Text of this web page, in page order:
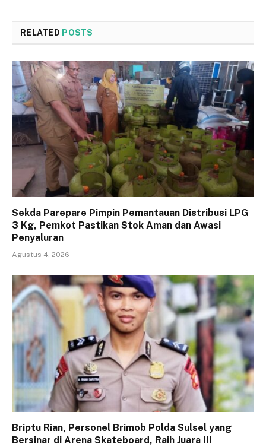
RELATED POSTS
Sekda Parepare Pimpin Pemantauan Distribusi LPG
3 Kg, Pemkot Pastikan Stok Aman dan Awasi
Penyaluran
Agustus 4, 2026
Briptu Rian, Personel Brimob Polda Sulsel yang
Bersinar di Arena Skateboard, Raih Juara III